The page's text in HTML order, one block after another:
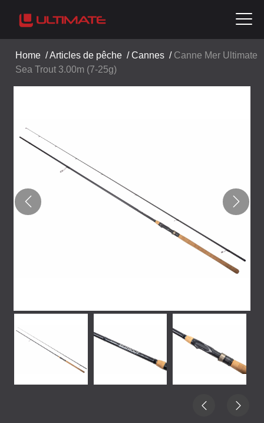
Home /Articles de pêche /Cannes / Canne Mer Ultimate
Sea Trout 3.00m (7-25g)